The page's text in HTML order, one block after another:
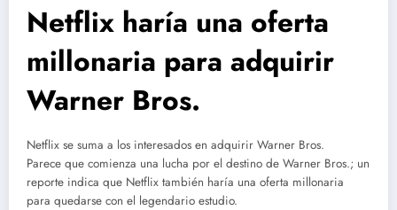
Netflix haría una oferta
millonaria para adquirir
Warner Bros.
Netflix se suma a los interesados en adquirir Warner Bros.
Parece que comienza una lucha por el destino de Warner Bros.; un
reporte indica que Netflix también haría una oferta millonaria
para quedarse con el legendario estudio.